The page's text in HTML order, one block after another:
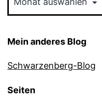
Mein anderes Blog
Schwarzenberg-Blog
Seiten